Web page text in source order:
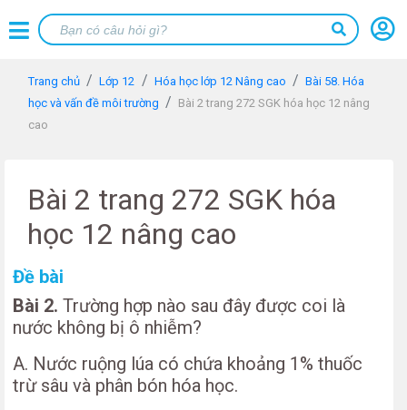
Trang chủ Lớp 12 Hóa học lớp 12 Nâng cao
Bài 58. Hóa
học và vấn đề môi trường
Bài 2 trang 272 SGK hóa học 12 nâng
cao
Bài 2 trang 272 SGK hóa
học 12 nâng cao
Đề bài
Bài 2. Trường hợp nào sau đây được coi là
nước không bị ô nhiễm?
A. Nước ruộng lúa có chứa khoảng 1% thuốc
trừ sâu và phân bón hóa học.